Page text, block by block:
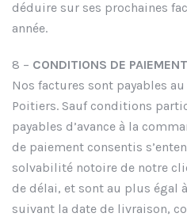
déduire sur ses prochaines
année.
8 – CONDITIONS DE PAIEMENT
Nos factures sont payables
Poitiers. Sauf conditions
payables d’avance à la
de paiement consentis
solvabilité notoire de notre
de délai, et sont au plus égal
suivant la date de livraison,